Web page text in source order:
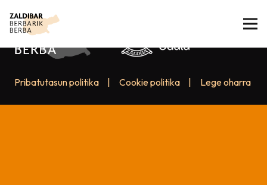
Pribatutasun politika Cookie politika Lege oharra